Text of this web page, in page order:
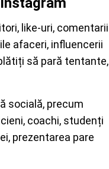
like-uri, comentarii
afaceri, influencerii
să pară tentante,
socială, precum
coachi, studenți
prezentarea pare